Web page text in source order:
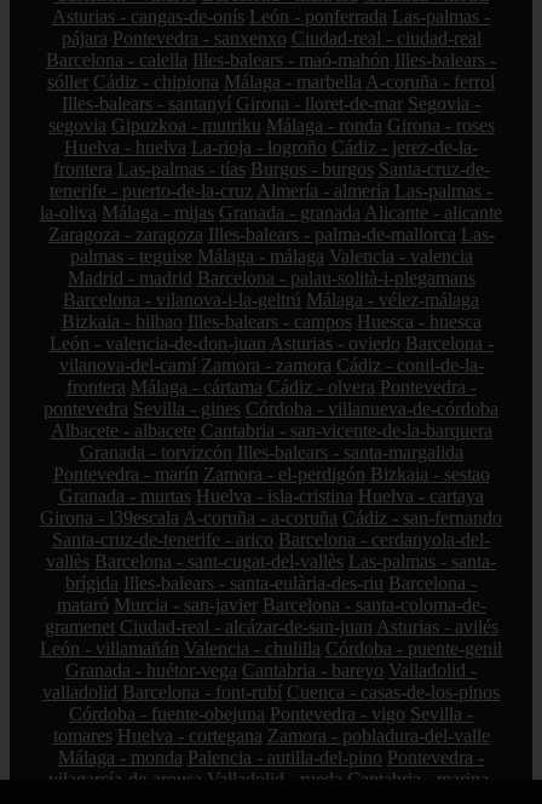
Asturias - cangas-de-onís León - ponferrada Las-palmas -
pájara Pontevedra - sanxenxo Ciudad-real - ciudad-real
Barcelona - calella Illes-balears - maó-mahón Illes-balears -
sóller Cádiz - chipiona Málaga - marbella A-coruña - ferrol
Illes-balears - santanyí Girona - lloret-de-mar Segovia -
segovia Gipuzkoa - mutriku Málaga - ronda Girona - roses
Huelva - huelva La-rioja - logroño Cádiz - jerez-de-la-
frontera Las-palmas - tías Burgos - burgos Santa-cruz-de-
tenerife - puerto-de-la-cruz Almería - almería Las-palmas -
la-oliva Málaga - mijas Granada - granada Alicante - alicante
Zaragoza - zaragoza Illes-balears - palma-de-mallorca Las-
palmas - teguise Málaga - málaga Valencia - valencia
Madrid - madrid Barcelona - palau-solità-i-plegamans
Barcelona - vilanova-i-la-geltrú Málaga - vélez-málaga
Bizkaia - bilbao Illes-balears - campos Huesca - huesca
León - valencia-de-don-juan Asturias - oviedo Barcelona -
vilanova-del-camí Zamora - zamora Cádiz - conil-de-la-
frontera Málaga - cártama Cádiz - olvera Pontevedra -
pontevedra Sevilla - gines Córdoba - villanueva-de-córdoba
Albacete - albacete Cantabria - san-vicente-de-la-barquera
Granada - torvizcón Illes-balears - santa-margalida
Pontevedra - marín Zamora - el-perdigón Bizkaia - sestao
Granada - murtas Huelva - isla-cristina Huelva - cartaya
Girona - l39escala A-coruña - a-coruña Cádiz - san-fernando
Santa-cruz-de-tenerife - arico Barcelona - cerdanyola-del-
vallès Barcelona - sant-cugat-del-vallès Las-palmas - santa-
brígida Illes-balears - santa-eulària-des-riu Barcelona -
mataró Murcia - san-javier Barcelona - santa-coloma-de-
gramenet Ciudad-real - alcázar-de-san-juan Asturias - avilés
León - villamañán Valencia - chulilla Córdoba - puente-genil
Granada - huétor-vega Cantabria - bareyo Valladolid -
valladolid Barcelona - font-rubí Cuenca - casas-de-los-pinos
Córdoba - fuente-obejuna Pontevedra - vigo Sevilla -
tomares Huelva - cortegana Zamora - pobladura-del-valle
Málaga - monda Palencia - autilla-del-pino Pontevedra -
vilagarcía-de-arousa Valladolid - rueda Cantabria - marina-